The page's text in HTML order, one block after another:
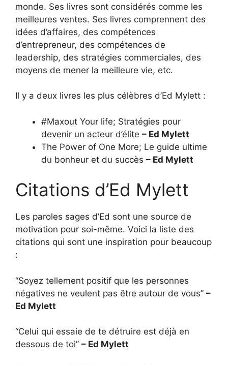
monde. Ses livres sont considérés comme les
meilleures ventes. Ses livres comprennent des
idées d’affaires, des compétences
d’entrepreneur, des compétences de
leadership, des stratégies commerciales, des
moyens de mener la meilleure vie, etc.
Il y a deux livres les plus célèbres d’Ed Mylett :
#Maxout Your life; Stratégies pour
devenir un acteur d’élite – Ed Mylett
The Power of One More; Le guide ultime
du bonheur et du succès – Ed Mylett
Citations d’Ed Mylett
Les paroles sages d’Ed sont une source de
motivation pour soi-même. Voici la liste des
citations qui sont une inspiration pour beaucoup
:
“Soyez tellement positif que les personnes
négatives ne veulent pas être autour de vous” –
Ed Mylett
“Celui qui essaie de te détruire est déjà en
dessous de toi” – Ed Mylett